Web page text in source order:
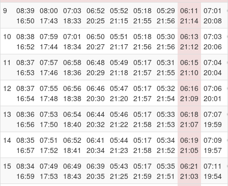
9
08:39
16:50
08:00
17:43
07:03
18:33
06:52
20:25
05:52
21:15
05:18
21:55
05:29
21:56
06:11
21:14
07:01
20:08
10 08:38
16:52
07:59
17:44
07:01
18:34
06:50
20:27
05:51
21:17
05:18
21:56
05:30
21:56
06:13
21:12
07:03
20:06
11
08:37
16:53
07:57
17:46
06:58
18:36
06:48
20:29
05:49
21:18
05:17
21:57
05:31
21:55
06:15
21:10
07:04
20:04
12 08:37
16:54
07:55
17:48
06:56
18:38
06:46
20:30
05:47
21:20
05:17
21:57
05:32
21:54
06:16
21:09
07:06
20:01
13 08:36
16:56
07:53
17:50
06:54
18:40
06:44
20:32
05:46
21:22
05:17
21:58
05:33
21:53
06:18
21:07
07:07
19:59
14 08:35
16:57
07:51
17:52
06:52
18:41
06:41
20:34
05:44
21:23
05:17
21:58
05:34
21:52
06:19
21:05
07:09
19:57
15 08:34
16:59
07:49
17:53
06:49
18:43
06:39
20:35
05:43
21:25
05:17
21:59
05:35
21:51
06:21
21:03
07:11
19:54